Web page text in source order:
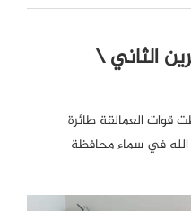
اليمنية، 5 تشرين الثاني \
قوات العمالقة طائرة
الله في سماء محافظة